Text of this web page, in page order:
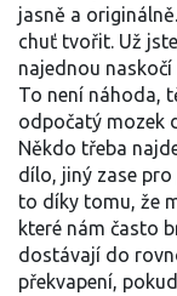
jasně a
chuť tvořit. Už
najednou naskočí
To není náhoda,
odpočatý mozek
Někdo třeba
dílo, jiný zase
to díky tomu, že
které nám často
dostávají do
překvapení,